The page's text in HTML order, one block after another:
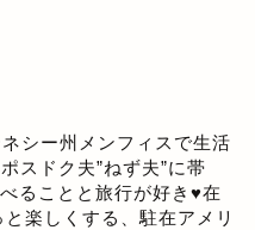
シー州メンフィスで生活
スドク夫”ねず夫”に帯
ることと旅行が好き♥在
楽しくする、駐在アメリ